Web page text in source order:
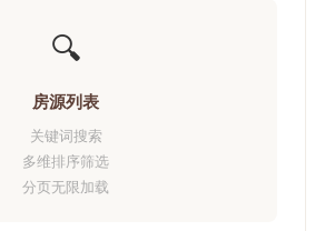
🔍
房源列表
关键词搜索
多维排序筛选
分页无限加载